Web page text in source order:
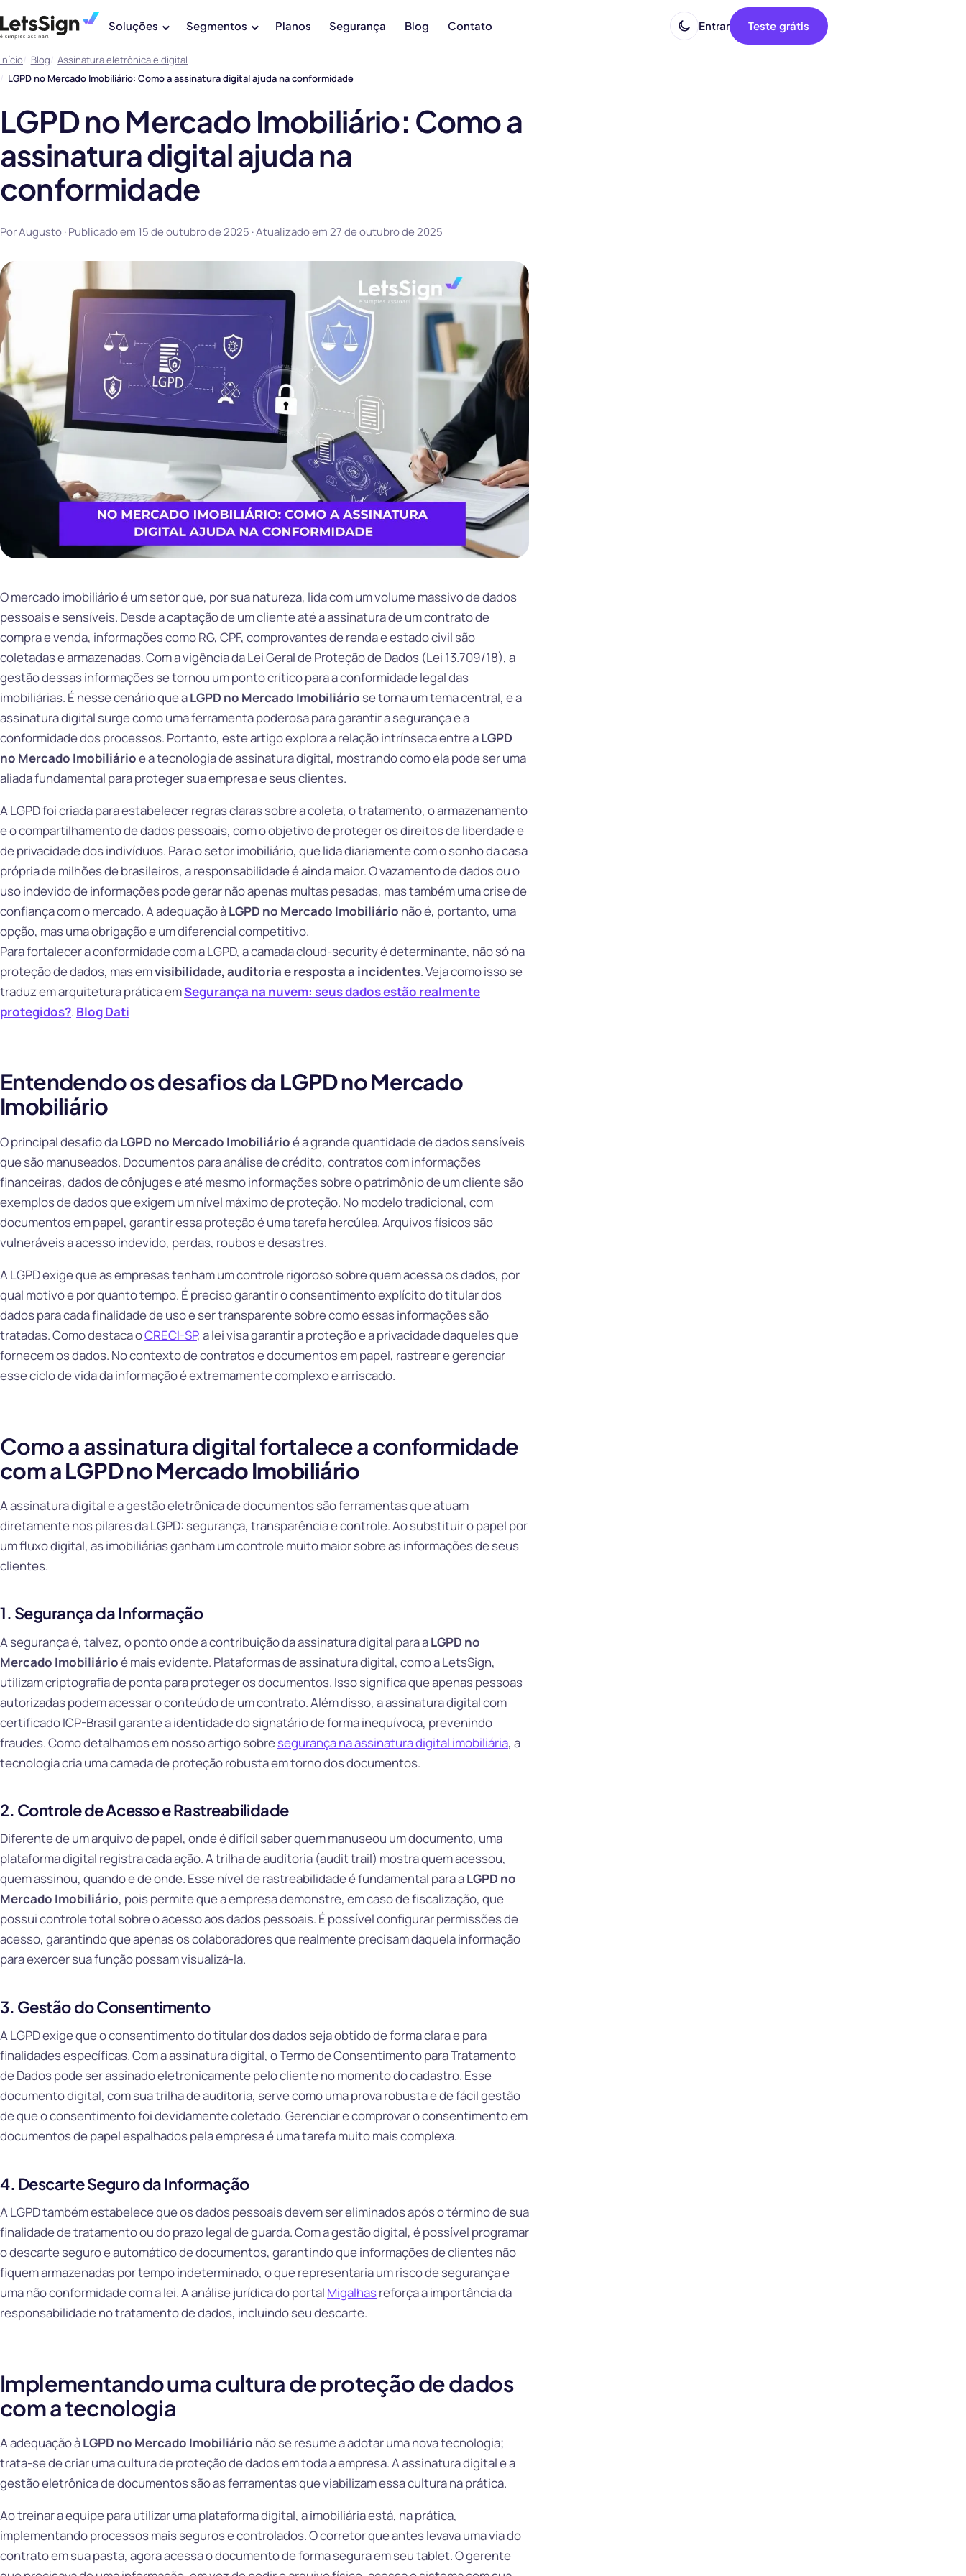
Soluções Segmentos Planos Segurança Blog Contato Entrar Teste grátis
Início Blog
Assinatura eletrônica e digital
LGPD no Mercado Imobiliário: Como a assinatura digital ajuda na conformidade
LGPD no Mercado Imobiliário: Como a
assinatura digital ajuda na
conformidade
Por Augusto · Publicado em 15 de outubro de 2025 · Atualizado em27 de outubro de 2025
O mercado imobiliário é um setor que, por sua natureza, lida com um volume massivo de dados
pessoais e sensíveis. Desde a captação de um cliente até a assinatura de um contrato de
compra e venda, informações como RG, CPF, comprovantes de renda e estado civil são
coletadas e armazenadas. Com a vigência da Lei Geral de Proteção de Dados (Lei 13.709/18), a
gestão dessas informações se tornou um ponto crítico para a conformidade legal das
imobiliárias. É nesse cenário que aLGPD no Mercado Imobiliário se torna um tema central, e a
assinatura digital surge como uma ferramenta poderosa para garantir a segurança e a
conformidade dos processos. Portanto, este artigo explora a relação intrínseca entre aLGPD
no Mercado Imobiliárioe a tecnologia de assinatura digital, mostrando como ela pode ser uma
aliada fundamental para proteger sua empresa e seus clientes.
A LGPD foi criada para estabelecer regras claras sobre a coleta, o tratamento, o armazenamento
e o compartilhamento de dados pessoais, com o objetivo de proteger os direitos de liberdade e
de privacidade dos indivíduos. Para o setor imobiliário, que lida diariamente com o sonho da casa
própria de milhões de brasileiros, a responsabilidade é ainda maior. O vazamento de dados ou o
uso indevido de informações pode gerar não apenas multas pesadas, mas também uma crise de
confiança com o mercado. A adequação àLGPD no Mercado Imobiliário não é, portanto, uma
opção, mas uma obrigação e um diferencial competitivo.
Para fortalecer a conformidade com a LGPD, a camada cloud-security é determinante, não só na
proteção de dados, mas emvisibilidade, auditoria e resposta a incidentes. Veja como isso se
traduz em arquitetura prática emSegurança na nuvem: seus dados estão realmente
protegidos?. Blog Dati
Entendendo os desafios da LGPD no Mercado
Imobiliário
O principal desafio daLGPD no Mercado Imobiliárioé a grande quantidade de dados sensíveis
que são manuseados. Documentos para análise de crédito, contratos com informações
financeiras, dados de cônjuges e até mesmo informações sobre o patrimônio de um cliente são
exemplos de dados que exigem um nível máximo de proteção. No modelo tradicional, com
documentos em papel, garantir essa proteção é uma tarefa hercúlea. Arquivos físicos são
vulneráveis a acesso indevido, perdas, roubos e desastres.
A LGPD exige que as empresas tenham um controle rigoroso sobre quem acessa os dados, por
qual motivo e por quanto tempo. É preciso garantir o consentimento explícito do titular dos
dados para cada finalidade de uso e ser transparente sobre como essas informações são
tratadas. Como destaca oCRECI-SP, a lei visa garantir a proteção e a privacidade daqueles que
fornecem os dados. No contexto de contratos e documentos em papel, rastrear e gerenciar
esse ciclo de vida da informação é extremamente complexo e arriscado.
Como a assinatura digital fortalece a conformidade
com aLGPD no Mercado Imobiliário
A assinatura digital e a gestão eletrônica de documentos são ferramentas que atuam
diretamente nos pilares da LGPD: segurança, transparência e controle. Ao substituir o papel por
um fluxo digital, as imobiliárias ganham um controle muito maior sobre as informações de seus
clientes.
1. Segurança da Informação
A segurança é, talvez, o ponto onde a contribuição da assinatura digital para aLGPD no
Mercado Imobiliárioé mais evidente. Plataformas de assinatura digital, como a LetsSign,
utilizam criptografia de ponta para proteger os documentos. Isso significa que apenas pessoas
autorizadas podem acessar o conteúdo de um contrato. Além disso, a assinatura digital com
certificado ICP-Brasil garante a identidade do signatário de forma inequívoca, prevenindo
fraudes. Como detalhamos em nosso artigo sobresegurança na assinatura digital imobiliária, a
tecnologia cria uma camada de proteção robusta em torno dos documentos.
2. Controle de Acesso e Rastreabilidade
Diferente de um arquivo de papel, onde é difícil saber quem manuseou um documento, uma
plataforma digital registra cada ação. A trilha de auditoria (audit trail) mostra quem acessou,
quem assinou, quando e de onde. Esse nível de rastreabilidade é fundamental para aLGPD no
Mercado Imobiliário, pois permite que a empresa demonstre, em caso de fiscalização, que
possui controle total sobre o acesso aos dados pessoais. É possível configurar permissões de
acesso, garantindo que apenas os colaboradores que realmente precisam daquela informação
para exercer sua função possam visualizá-la.
3. Gestão do Consentimento
A LGPD exige que o consentimento do titular dos dados seja obtido de forma clara e para
finalidades específicas. Com a assinatura digital, o Termo de Consentimento para Tratamento
de Dados pode ser assinado eletronicamente pelo cliente no momento do cadastro. Esse
documento digital, com sua trilha de auditoria, serve como uma prova robusta e de fácil gestão
de que o consentimento foi devidamente coletado. Gerenciar e comprovar o consentimento em
documentos de papel espalhados pela empresa é uma tarefa muito mais complexa.
4. Descarte Seguro da Informação
A LGPD também estabelece que os dados pessoais devem ser eliminados após o término de sua
finalidade de tratamento ou do prazo legal de guarda. Com a gestão digital, é possível programar
o descarte seguro e automático de documentos, garantindo que informações de clientes não
fiquem armazenadas por tempo indeterminado, o que representaria um risco de segurança e
uma não conformidade com a lei. A análise jurídica do portal Migalhasreforça a importância da
responsabilidade no tratamento de dados, incluindo seu descarte.
Implementando uma cultura de proteção de dados
com a tecnologia
A adequação àLGPD no Mercado Imobiliário não se resume a adotar uma nova tecnologia;
trata-se de criar uma cultura de proteção de dados em toda a empresa. A assinatura digital e a
gestão eletrônica de documentos são as ferramentas que viabilizam essa cultura na prática.
Ao treinar a equipe para utilizar uma plataforma digital, a imobiliária está, na prática,
implementando processos mais seguros e controlados. O corretor que antes levava uma via do
contrato em sua pasta, agora acessa o documento de forma segura em seu tablet. O gerente